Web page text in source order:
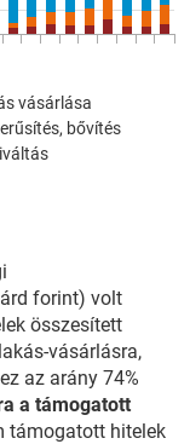
vásárlása
bővítés
forint) volt
összesített
vásárlásra,
az arány 74%
a támogatott
támogatott hitelek